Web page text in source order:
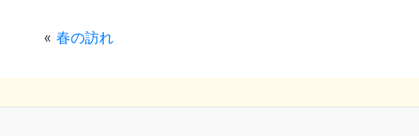
« 春の訪れ